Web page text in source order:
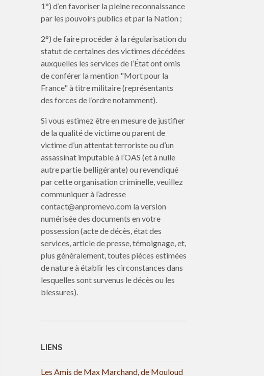
1°) d’en favoriser la pleine reconnaissance
par les pouvoirs publics et par la Nation ;
2°) de faire procéder à la régularisation du
statut de certaines des victimes décédées
auxquelles les services de l’État ont omis
de conférer la mention "Mort pour la
France" à titre militaire (représentants
des forces de l’ordre notamment).
Si vous estimez être en mesure de justifier
de la qualité de victime ou parent de
victime d’un attentat terroriste ou d’un
assassinat imputable à l’OAS (et à nulle
autre partie belligérante) ou revendiqué
par cette organisation criminelle, veuillez
communiquer à l’adresse
contact@anpromevo.com la version
numérisée des documents en votre
possession (acte de décès, état des
services, article de presse, témoignage, et,
plus généralement, toutes pièces estimées
de nature à établir les circonstances dans
lesquelles sont survenus le décès ou les
blessures).
LIENS
Les Amis de Max Marchand, de Mouloud